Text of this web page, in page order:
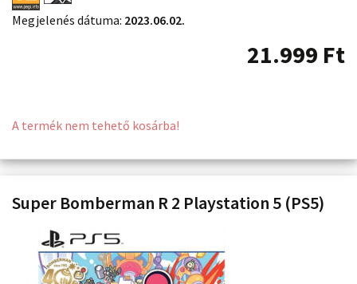
Megjelenés dátuma: 2023.06.02.
21.999 Ft
A termék nem tehető kosárba!
Super Bomberman R 2 Playstation 5 (PS5)